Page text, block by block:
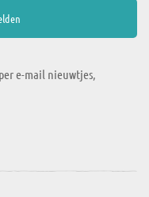
e-mail nieuwtjes,